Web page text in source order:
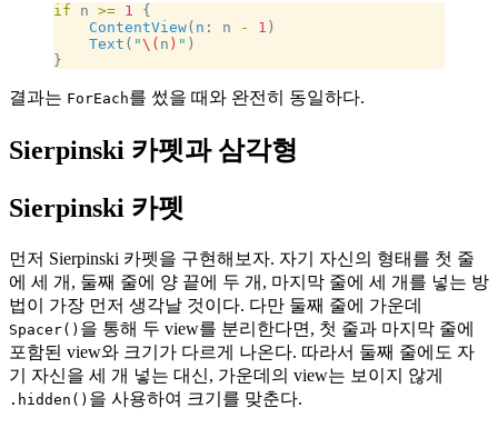
if n >= 1
{
    ContentView
( n : n - 1 )
    Text
( "\( n ) " )
}
결과는 ForEach를 썼을 때와 완전히 동일하다.
Sierpinski 카펫과 삼각형
Sierpinski 카펫
먼저 Sierpinski 카펫을 구현해보자. 자기 자신의 형태를 첫 줄
에 세 개, 둘째 줄에 양 끝에 두 개, 마지막 줄에 세 개를 넣는 방
법이 가장 먼저 생각날 것이다. 다만 둘째 줄에 가운데
Spacer() 을 통해 두 view를 분리한다면, 첫 줄과 마지막 줄에
포함된 view와 크기가 다르게 나온다. 따라서 둘째 줄에도 자
기 자신을 세 개 넣는 대신, 가운데의 view는 보이지 않게
.hidden() 을 사용하여 크기를 맞춘다.